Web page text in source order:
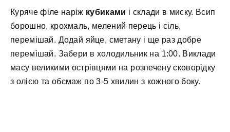
Куряче філе наріж кубиками і склади в миску. Всип
борошно, крохмаль, мелений перець і сіль,
перемішай. Додай яйце, сметану і ще раз добре
перемішай. Забери в холодильник на 1:00. Виклади
масу великими острівцями на розпечену сковорідку
з олією та обсмаж по 3-5 хвилин з кожного боку.